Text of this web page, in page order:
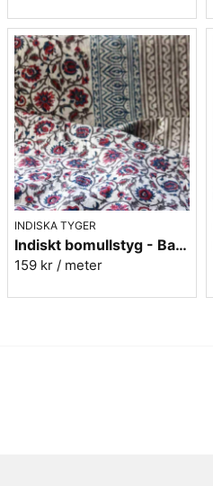
INDISKA TYGER
Indiskt bomullstyg - Batist - nr.2
159 kr / meter